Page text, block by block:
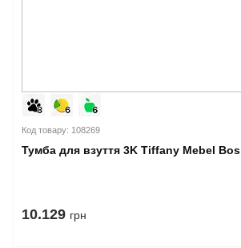
Код товару: 108269
Тумба для взуття 3K Tiffany Mebel Bos
10.129 грн